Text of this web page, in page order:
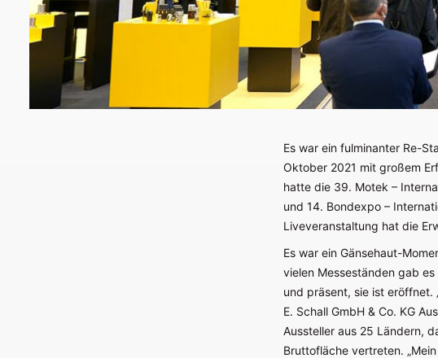
Es war ein fulminanter Re-
Oktober 2021 mit großem
hatte die 39. Motek –
und 14. Bondexpo –
Liveveranstaltung hat die
Es war ein Gänsehaut-
vielen Messeständen gab
und präsent, sie ist eröffnet.
E. Schall GmbH & Co. KG
Aussteller aus 25 Ländern,
Bruttofläche vertreten.